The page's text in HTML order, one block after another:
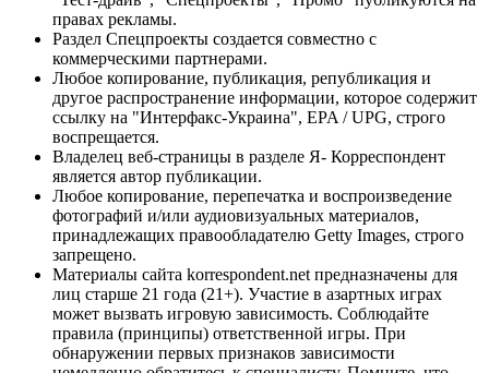
правах рекламы.
Раздел Спецпроекты создается совместно с
коммерческими партнерами.
Любое копирование, публикация, републикация и
другое распространение информации, которое содержит
ссылку на "Интерфакс-Украина", EPA / UPG, строго
воспрещается.
Владелец веб-страницы в разделе Я- Корреспондент
является автор публикации.
Любое копирование, перепечатка и воспроизведение
фотографий и/или аудиовизуальных материалов,
принадлежащих правообладателю Getty Images, строго
запрещено.
Материалы сайта korrespondent.net предназначены для
лиц старше 21 года (21+). Участие в азартных играх
может вызвать игровую зависимость. Соблюдайте
правила (принципы) ответственной игры. При
обнаружении первых признаков зависимости